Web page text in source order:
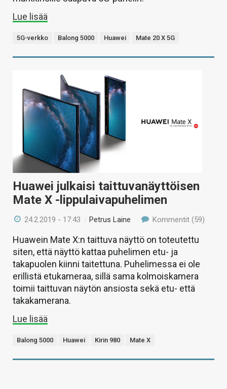
Lue lisää
5G-verkko Balong 5000 Huawei Mate 20 X 5G
Huawei julkaisi taittuvanäyttöisen
Mate X -lippulaivapuhelimen
24.2.2019 - 17:43 / Petrus Laine Kommentit (59)
Huawein Mate X:n taittuva näyttö on toteutettu
siten, että näyttö kattaa puhelimen etu- ja
takapuolen kiinni taitettuna. Puhelimessa ei ole
erillistä etukameraa, sillä sama kolmoiskamera
toimii taittuvan näytön ansiosta sekä etu- että
takakamerana.
Lue lisää
Balong 5000 Huawei Kirin 980 Mate X